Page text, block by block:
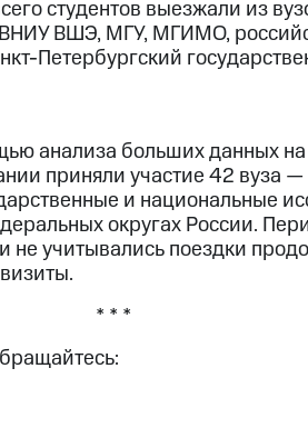
студентов выезжали из
ВШЭ, МГУ, МГИМО,
Петербургский
анализа больших данных
приняли участие 42 вуза
и национальные
округах России.
не учитывались поездки
* * *